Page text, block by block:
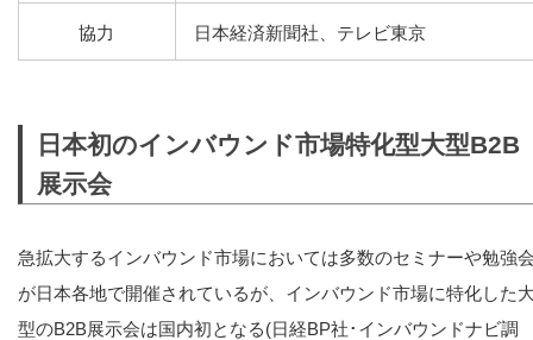
協力 日本経済新聞社、テレビ東京
日本初のインバウンド市場特化型大型B2B
展示会
急拡大するインバウンド市場においては多数のセミナーや勉強
が日本各地で開催されているが、インバウンド市場に特化した
型のB2B展示会は国内初となる(日経BP社･インバウンドナビ調